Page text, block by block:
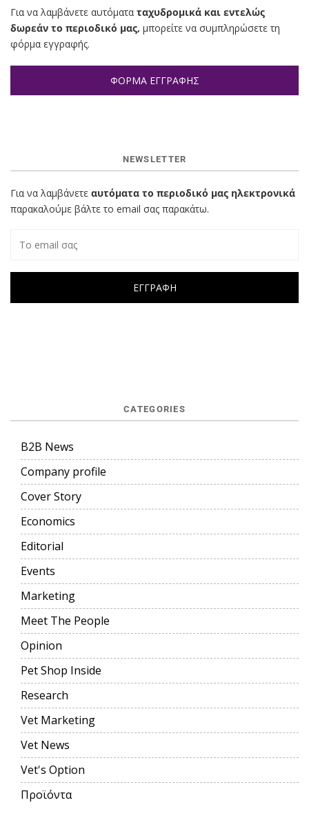
Για να λαμβάνετε αυτόματα ταχυδρομικά και εντελώς
δωρεάν το περιοδικό μας, μπορείτε να συμπληρώσετε τη
φόρμα εγγραφής.
ΦΟΡΜΑ ΕΓΓΡΑΦΗΣ
NEWSLETTER
Για να λαμβάνετε αυτόματα το περιοδικό μας ηλεκτρονικά
παρακαλούμε βάλτε το email σας παρακάτω.
CATEGORIES
B2B News
Company profile
Cover Story
Economics
Editorial
Events
Marketing
Meet The People
Opinion
Pet Shop Inside
Research
Vet Marketing
Vet News
Vet's Option
Προϊόντα